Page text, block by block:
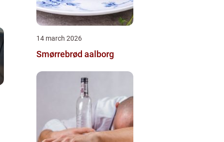
14 march 2026
Smørrebrød aalborg